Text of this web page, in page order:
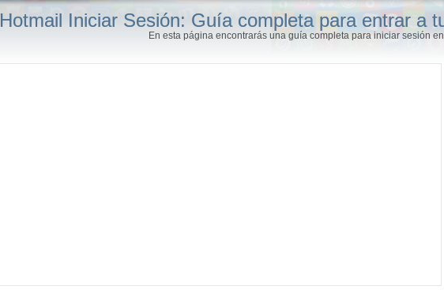
Hotmail Iniciar Sesión: Guía completa para entrar a
En esta página encontrarás una guía completa para iniciar sesión